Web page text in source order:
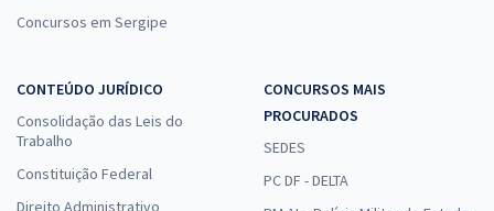
Concursos em Sergipe
CONTEÚDO JURÍDICO
Consolidação das Leis do
Trabalho
Constituição Federal
Direito Administrativo
CONCURSOS MAIS
PROCURADOS
SEDES
PC DF - DELTA